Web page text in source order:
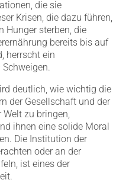
die sie
Krisen, die dazu führen,
Hunger sterben, die
bereits bis auf
herrscht ein
deutlich, wie wichtig die
der Gesellschaft und der
zu bringen,
ihnen eine solide Moral
Die Institution der
oder an der
ist eines der